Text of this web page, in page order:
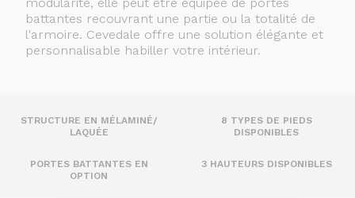
battantes recouvrant une partie ou la totalité de
l'armoire. Cevedale offre une solution élégante et
personnalisable habiller votre intérieur.
STRUCTURE EN MÉLAMINÉ/
LAQUÉE
8 TYPES DE PIEDS
DISPONIBLES
PORTES BATTANTES EN
OPTION
3 HAUTEURS DISPONIBLES